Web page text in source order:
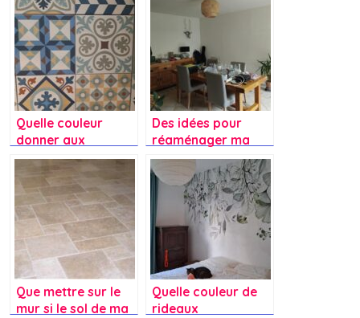
Quelle couleur
donner aux
meubles et murs de
ma cuisine pour
mettre en valeur
ma crédence ?
Des idées pour
réaménager ma
salle à manger ?
Que mettre sur le
mur si le sol de ma
Quelle couleur de
rideaux